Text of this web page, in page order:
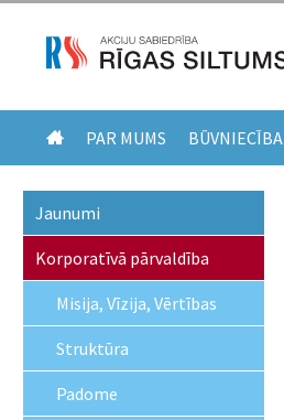
PAR MUMS BŪVNIECĪBA
Jaunumi
Korporatīvā pārvaldība
Misija, Vīzija, Vērtības
Struktūra
Padome